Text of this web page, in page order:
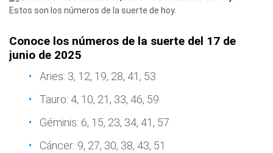
Estos son los números de la suerte de hoy.
Conoce los números de la suerte del 17 de
junio de 2025
Aries: 3, 12, 19, 28, 41, 53
Tauro: 4, 10, 21, 33, 46, 59
Géminis: 6, 15, 23, 34, 41, 57
Cáncer: 9, 27, 30, 38, 43, 51